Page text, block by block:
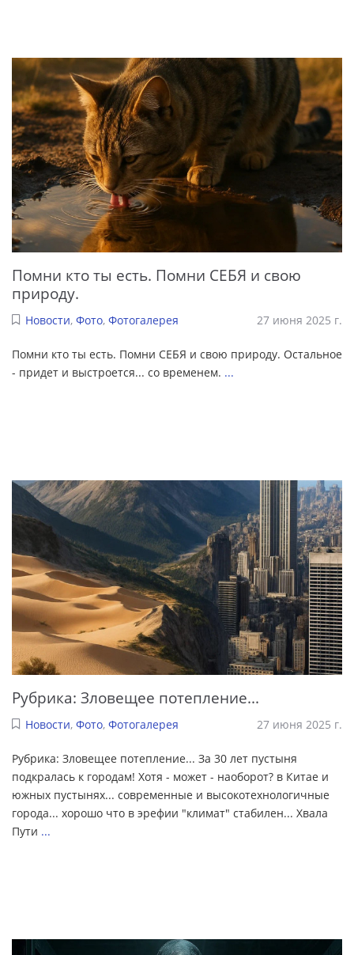
Помни кто ты есть. Помни СЕБЯ и свою
природу.
Новости, Фото, Фотогалерея 27 июня 2025 г.
Помни кто ты есть. Помни СЕБЯ и свою природу. Остальное
- придет и выстроется... со временем. ...
Рубрика: Зловещее потепление...
Новости, Фото, Фотогалерея 27 июня 2025 г.
Рубрика: Зловещее потепление... За 30 лет пустыня
подкралась к городам! Хотя - может - наоборот? в Китае и
южных пустынях... современные и высокотехнологичные
города... хорошо что в эрефии "климат" стабилен... Хвала
Пути ...